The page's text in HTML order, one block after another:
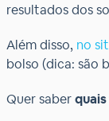
resultados dos
Além disso, no
bolso (dica: são
Quer saber